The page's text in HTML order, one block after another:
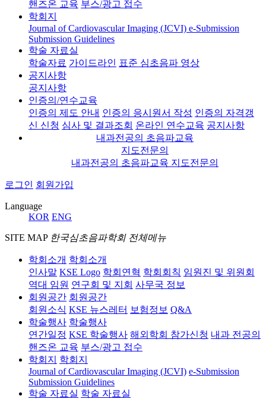
핸즈온 교육 부스/광고 접수
학회지
Journal of Cardiovascular Imaging (JCVI) e-Submission
Submission Guidelines
학술 자료실
학술자료 가이드라인 표준 심초음파 영상
공지사항
공지사항
인증의/연수교육
인증의 제도 안내 인증의 응시원서 작성 인증의 자격갱
신 신청 심사 및 결과조회 온라인 연수교육 공지사항
내과전공의 초음파교육
지도전문의
내과전공의 초음파교육 지도전문의
로그인 회원가입
Language
KOR ENG
SITE MAP 한국심초음파학회 전체메뉴
학회소개 학회소개
인사말 KSE Logo 학회연혁 학회회칙 임원진 및 위원회
역대 임원 연구회 및 지회 사무국 정보
회원공간 회원공간
회원소식 KSE 뉴스레터 보험정보 Q&A
학술행사 학술행사
연간일정 KSE 학술행사 해외학회 참가신청 내과 전공의
핸즈온 교육 부스/광고 접수
학회지
학회지
Journal of Cardiovascular Imaging (JCVI) e-Submission
Submission Guidelines
학술 자료실 학술 자료실